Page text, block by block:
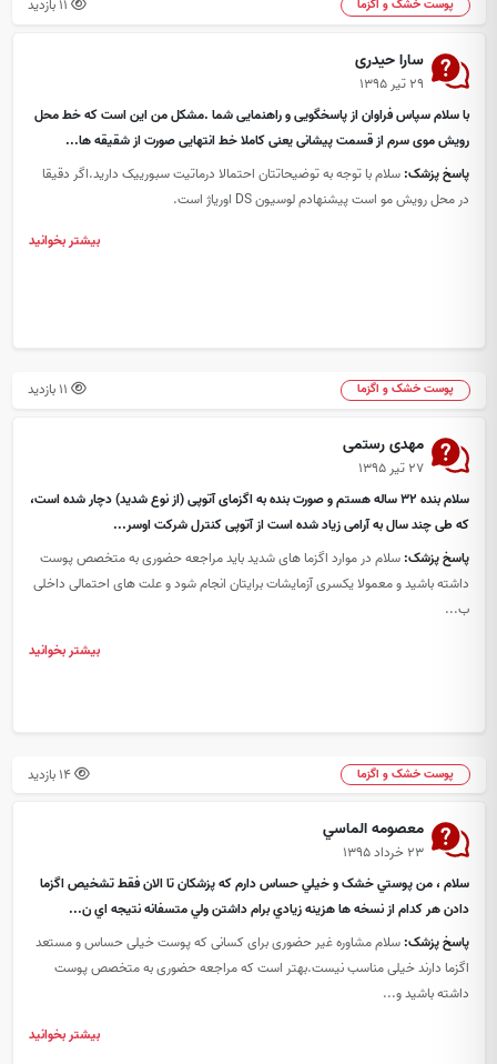
پوست خشک و اگزما
سارا حیدری
۲۹ تیر ۱۳۹۵
با سلام سپاس فراوان از پاسخگویی و راهنمایی شما .مشکل من این است که خط محل
رویش موی سرم از قسمت پیشانی یعنی کاملا خط انتهایی صورت از شقیقه ها...
پاسخ پزشک: سلام با توجه به توضیحاتتان احتمالا درماتیت سبورییک دارید.اگر دقیقا
در محل رویش مو است پیشنهادم لوسیون DS اوریاژ است.
بیشتر بخوانید
پوست خشک و اگزما
مهدی رستمی
۲۷ تیر ۱۳۹۵
سلام بنده 32 ساله هستم و صورت بنده به اگزمای آتوپی (از نوع شدید) دچار شده است،
که طی چند سال به آرامی زیاد شده است از آتوپی کنترل شرکت اوسر...
پاسخ پزشک: سلام در موارد اگزما های شدید باید مراجعه حضوری به متخصص پوست
داشته باشید و معمولا یکسری آزمایشات برایتان انجام شود و علت های احتمالی داخلی
ب...
بیشتر بخوانید
پوست خشک و اگزما 14 بازدید
معصومه الماسي
۲۳ خرداد ۱۳۹۵
سلام ، من پوستي خشک و خيلي حساس دارم که پزشکان تا الان فقط تشخيص اگزما
دادن هر کدام از نسخه ها هزينه زيادي برام داشتن ولي متسفانه نتيجه اي ن...
پاسخ پزشک: سلام مشاوره غیر حضوری برای کسانی که پوست خیلی حساس و مستعد
اگزما دارند خیلی مناسب نیست.بهتر است که مراجعه حضوری به متخصص پوست
داشته باشید و...
بیشتر بخوانید